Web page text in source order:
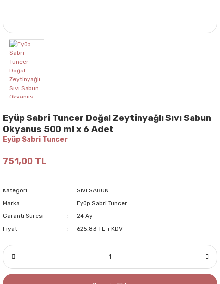
Eyüp Sabri Tuncer Doğal Zeytinyağlı Sıvı Sabun
Okyanus 500 ml x 6 Adet
Eyüp Sabri Tuncer
751,00 TL
Kategori
SIVI SABUN
Marka
Eyüp Sabri Tuncer
Garanti Süresi
24 Ay
Fiyat
625,83 TL + KDV